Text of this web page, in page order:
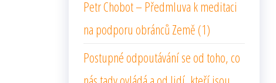
Petr Chobot – Předmluva k meditaci
na podporu obránců Země (1)
Postupné odpoutávání se od toho, co